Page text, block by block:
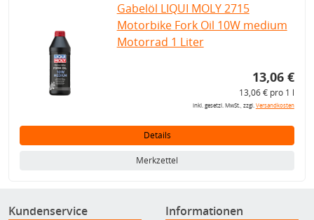
Gabelöl LIQUI MOLY 2715
Motorbike Fork Oil 10W medium
Motorrad 1 Liter
13,06 €
13,06 € pro 1 l
inkl. gesetzl. MwSt., zzgl.Versandkosten
Details
Merkzettel
Kundenservice Informationen